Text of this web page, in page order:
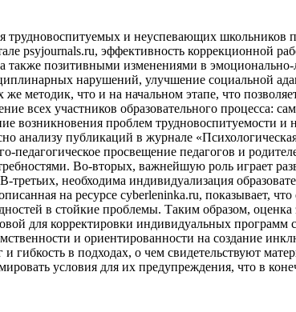
трудновоспитуемых и неуспевающих школьников
psyjournals.ru, эффективность коррекционной
также позитивными изменениями в
нарушений, улучшение социальной
же методик, что и на начальном этапе, что
всех участников образовательного процесса:
возникновения проблем трудновоспитуемости
анализу публикаций в журнале
педагогическое просвещение педагогов и
Во-вторых, важнейшую роль играет
необходима индивидуализация
на ресурсе cyberleninka.ru, показывает,
в стойкие проблемы. Таким образом,
для корректировки индивидуальных программ
и ориентированности на создание
в подходах, о чем свидетельствуют
условия для их предупреждения, что в